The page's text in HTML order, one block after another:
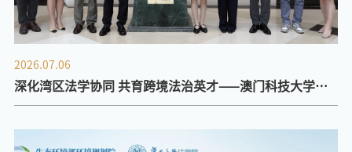
2026.07.06
深化湾区法学协同 共育跨境法治英才——澳门科技大学法
学院来访我院调研交流